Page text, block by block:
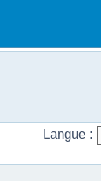
Langue :